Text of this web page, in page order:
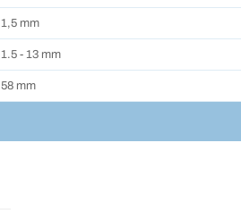
1,5 mm
1.5 - 13 mm
58 mm